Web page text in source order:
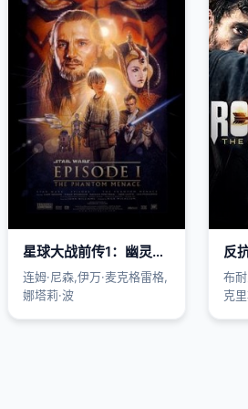
星球大战前传1：幽灵的威胁国语
连姆·尼森,伊万·麦克格雷格,
娜塔莉·波
反
布
克